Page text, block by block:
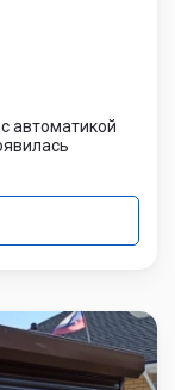
автоматикой